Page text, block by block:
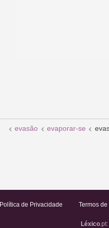
evasão evaporar-se
Política de Privacidade Termos de
Léxico.pt